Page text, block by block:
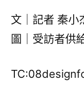
文｜記者 秦小
圖｜受訪者供